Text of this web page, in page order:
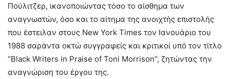
Πούλιτζερ, ικανοποιώντας τόσο το αίσθημα των
αναγνωστών, όσο και το αίτημα της ανοιχτής επιστολής
που έστειλαν στους New York Times τον Ιανουάριο του
1988 σαράντα οκτώ συγγραφείς και κριτικοί υπό τον τίτλο
“Black Writers in Praise of Toni Morrison”, ζητώντας την
αναγνώριση του έργου της.